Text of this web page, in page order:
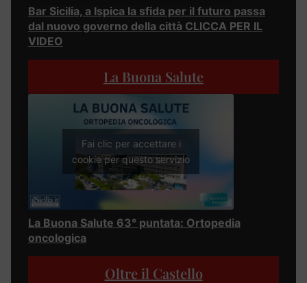
Bar Sicilia, a Ispica la sfida per il futuro passa
dal nuovo governo della città CLICCA PER IL
VIDEO
La Buona Salute
Fai clic per accettare i
cookie per questo servizio
La Buona Salute 63° puntata: Ortopedia
oncologica
Oltre il Castello